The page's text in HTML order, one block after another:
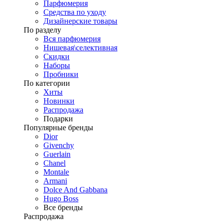
Парфюмерия
Средства по уходу
Дизайнерские товары
По разделу
Вся парфюмерия
Нишевая\селективная
Скидки
Наборы
Пробники
По категории
Хиты
Новинки
Распродажа
Подарки
Популярные бренды
Dior
Givenchy
Guerlain
Chanel
Montale
Armani
Dolce And Gabbana
Hugo Boss
Все бренды
Распродажа